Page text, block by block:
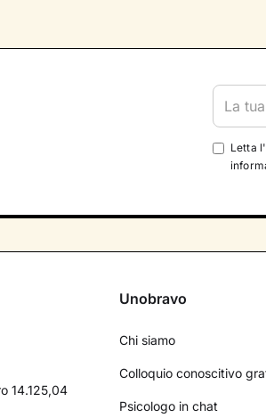
Letta l'
14.125,04
Unobravo
Chi siamo
Colloquio conoscitivo
Psicologo in chat